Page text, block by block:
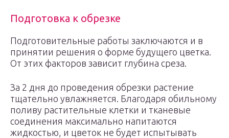
Подготовка к обрезке
Подготовительные работы заключаются и в
принятии решения о форме будущего цветка.
От этих факторов зависит глубина среза.
За 2 дня до проведения обрезки растение
тщательно увлажняется. Благодаря обильному
поливу растительные клетки и тканевые
соединения максимально напитаются
жидкостью, и цветок не будет испытывать